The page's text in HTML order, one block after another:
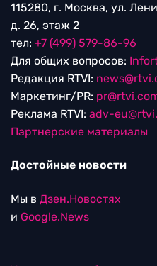
115280, г. Москва, ул.
д. 26, этаж 2
тел: +7 (499) 579-86-96
Для общих вопросов:
Редакция RTVI:
Маркетинг/PR:
Реклама RTVI: adv-
Партнерские материалы
Достойные новости
Мы в Дзен.Новостях
и Google.News